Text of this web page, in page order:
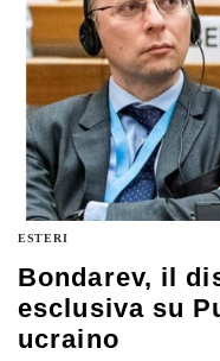
ESTERI
Bondarev, il
esclusiva su
ucraino